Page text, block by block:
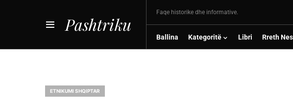
Pashtriku
Faqe historike dhe informative.
Ballina Kategoritë Libri Rreth
ETNIKUMI SHQIPTAR